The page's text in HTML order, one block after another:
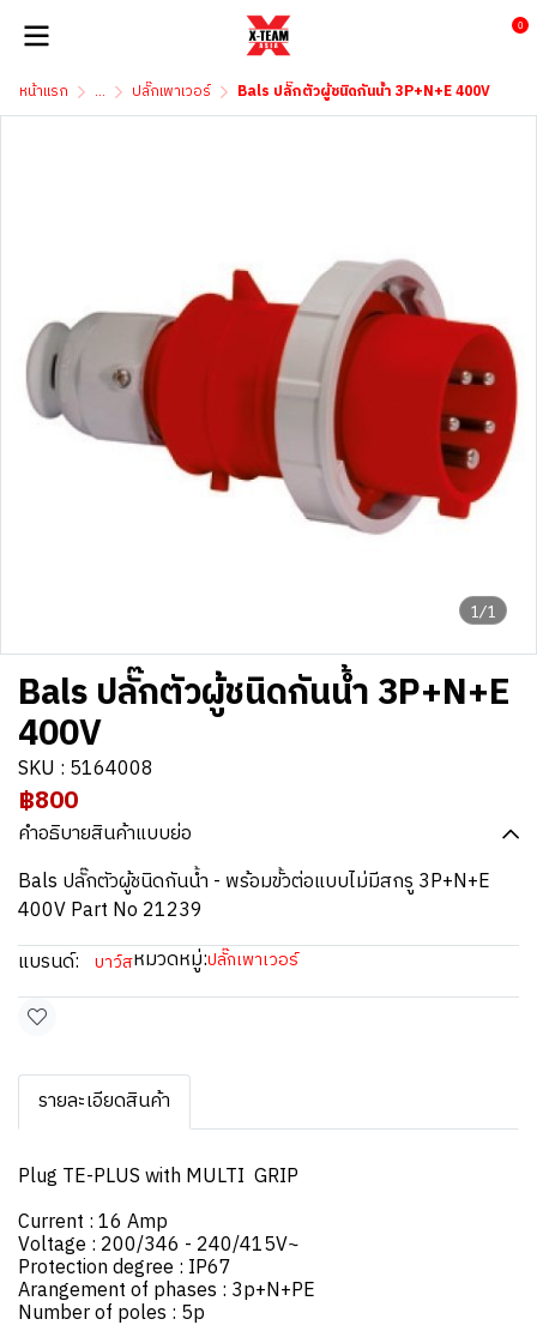
0
หน้าแรก ... ปลั๊กเพาเวอร์ Bals ปลั๊กตัวผู้ชนิดกันน้ำ 3P+N+E 400V
1/1
Bals ปลั๊กตัวผู้ชนิดกันน้ำ 3P+N+E
400V
SKU : 5164008
฿800
คำอธิบายสินค้าแบบย่อ
Bals ปลั๊กตัวผู้ชนิดกันน้ำ - พร้อมขั้วต่อแบบไม่มีสกรู 3P+N+E
400V Part No 21239
แบรนด์:
บาว์สหมวดหมู่:ปลั๊กเพาเวอร์
รายละเอียดสินค้า
Plug TE-PLUS with MULTI GRIP
Current : 16 Amp
Voltage : 200/346 - 240/415V~
Protection degree : IP67
Arangement of phases : 3p+N+PE
Number of poles : 5p